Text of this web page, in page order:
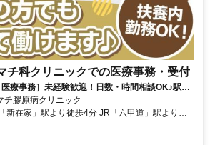
チ科クリニックでの医療事務・受付
医療事務］未経験歓迎！日数・時間相談OK♪駅徒
ク
チ膠原病クリニック
新在家」駅より徒歩4分 JR「六甲道」駅より徒